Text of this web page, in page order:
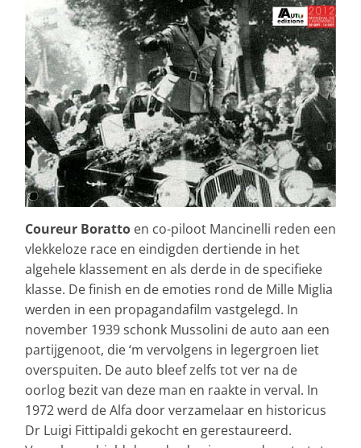
Coureur Boratto en co-piloot Mancinelli reden een
vlekkeloze race en eindigden dertiende in het
algehele klassement en als derde in de specifieke
klasse. De finish en de emoties rond de Mille Miglia
werden in een propagandafilm vastgelegd. In
november 1939 schonk Mussolini de auto aan een
partijgenoot, die ‘m vervolgens in legergroen liet
overspuiten. De auto bleef zelfs tot ver na de
oorlog bezit van deze man en raakte in verval. In
1972 werd de Alfa door verzamelaar en historicus
Dr Luigi Fittipaldi gekocht en gerestaureerd.